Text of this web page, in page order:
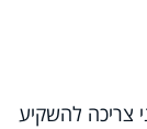
צריכה להשקיע